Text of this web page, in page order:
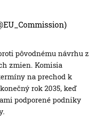
pôvodnému návrhu z
zmien. Komisia
na prechod k
rok 2035, keď
podporené podniky